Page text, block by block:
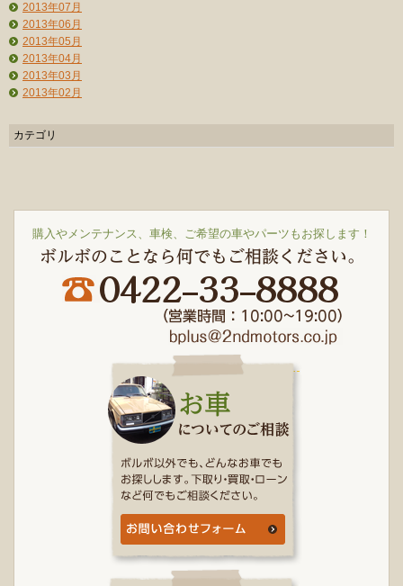
2013年07月
2013年06月
2013年05月
2013年04月
2013年03月
2013年02月
カテゴリ
購入やメンテナンス、車検、ご希望の車やパーツもお探します！
ボルボのことなら何でもご相談ください。